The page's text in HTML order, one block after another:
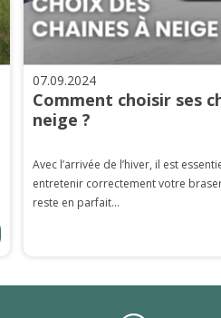
07.09.2024
Comment choisir ses
neige ?
Avec l’arrivée de l’hiver, il est
entretenir correctement votre
reste en parfait...